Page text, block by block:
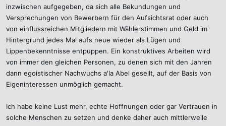
inzwischen aufgegeben, da sich alle Bekundungen und
Versprechungen von Bewerbern für den Aufsichtsrat oder auch
von einflussreichen Mitgliedern mit Wählerstimmen und Geld im
Hintergrund jedes Mal aufs neue wieder als Lügen und
Lippenbekenntnisse entpuppen. Ein konstruktives Arbeiten wird
von immer den gleichen Personen, zu denen sich mit den Jahren
dann egoistischer Nachwuchs a'la Abel gesellt, auf der Basis von
Eigeninteressen unmöglich gemacht.
Ich habe keine Lust mehr, echte Hoffnungen oder gar Vertrauen in
solche Menschen zu setzen und denke daher auch mittlerweile